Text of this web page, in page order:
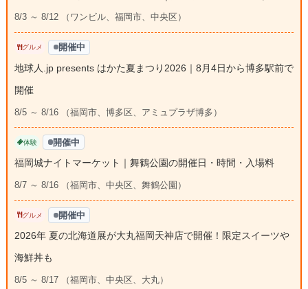
8/3 ～ 8/12 （ワンビル、福岡市、中央区）
グルメ 開催中
地球人.jp presents はかた夏まつり2026｜8月4日から博多駅前で
開催
8/5 ～ 8/16 （福岡市、博多区、アミュプラザ博多）
体験 開催中
福岡城ナイトマーケット｜舞鶴公園の開催日・時間・入場料
8/7 ～ 8/16 （福岡市、中央区、舞鶴公園）
グルメ 開催中
2026年 夏の北海道展が大丸福岡天神店で開催！限定スイーツや
海鮮丼も
8/5 ～ 8/17 （福岡市、中央区、大丸）